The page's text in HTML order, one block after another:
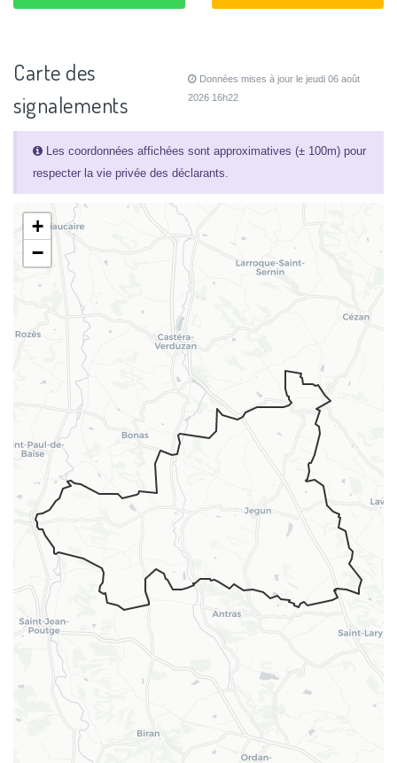
Carte des
signalements
Données mises à jour le jeudi 06 août
2026 16h22
Les coordonnées affichées sont approximatives (± 100m) pour
respecter la vie privée des déclarants.
+
−